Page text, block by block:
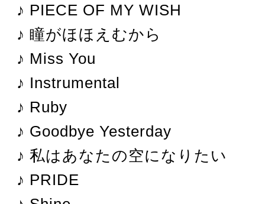
♪ PIECE OF MY WISH
♪ 瞳がほほえむから
♪ Miss You
♪ Instrumental
♪ Ruby
♪ Goodbye Yesterday
♪ 私はあなたの空になりたい
♪ PRIDE